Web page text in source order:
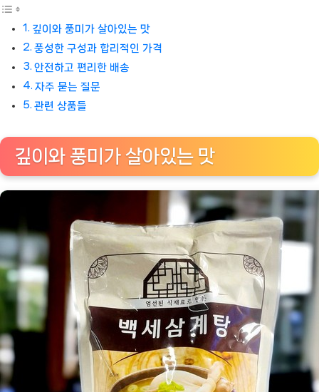
깊이와 풍미가 살아있는 맛
풍성한 구성과 합리적인 가격
안전하고 편리한 배송
자주 묻는 질문
관련 상품들
깊이와 풍미가 살아있는 맛